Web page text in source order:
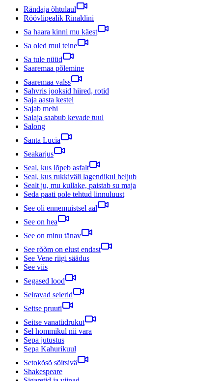
Rändaja õhtulaul
Röövlipealik Rinaldini
Sa haara kinni mu käest
Sa oled mul teine
Sa tule nüüd
Saaremaa põlemine
Saaremaa valss
Sahvris jooksid hiired, rotid
Saja aasta kestel
Sajab mehi
Salaja saabub kevade tuul
Salong
Santa Lucia
Seakarjus
Seal, kus lõpeb asfalt
Seal, kus rukkiväli lagendikul heljub
Sealt ju, mu kullake, paistab su maja
Seda paati pole tehtud linnuluust
See oli ennemuistsel aal
See on hea
See on minu tänav
See rõõm on elust endast
See Vene riigi säädus
See viis
Segased lood
Seiravad seierid
Seitse pruuti
Seitse vanatüdrukut
Sel hommikul nii vara
Sepa jutustus
Sepa Kahurikuul
Setokõsõ sõitsivä
Shakespeare